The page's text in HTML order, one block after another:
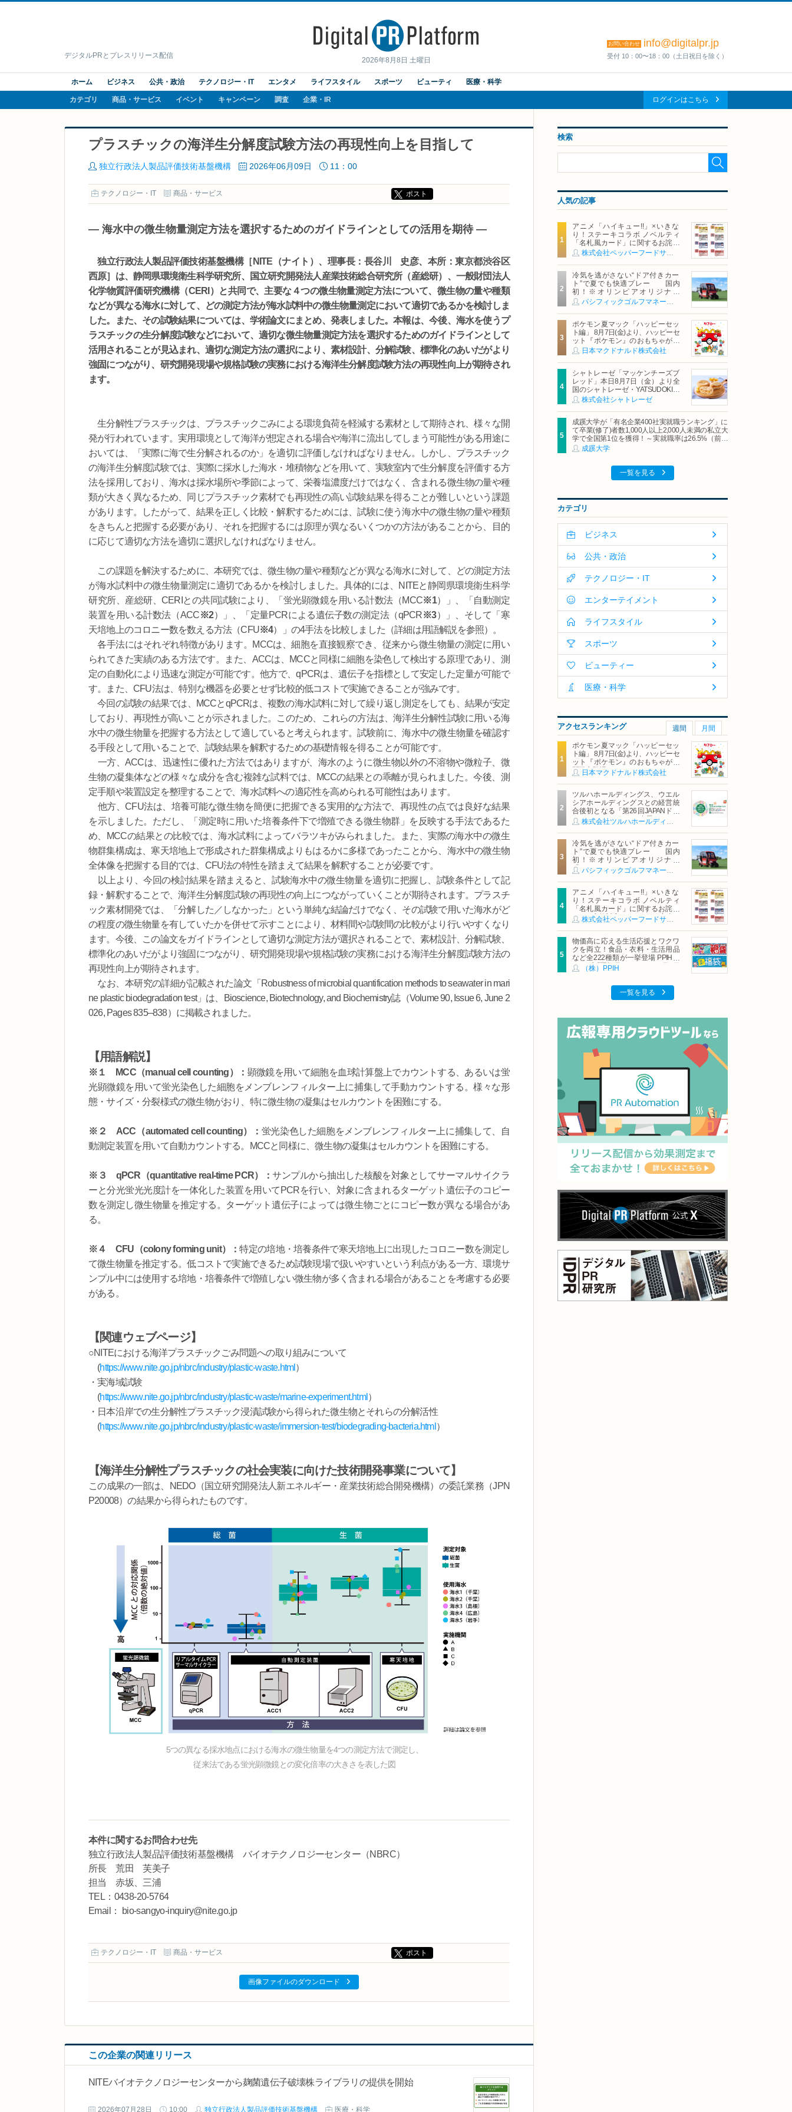
2026年8月8日 土曜日
デジタルPRとプレスリリース配信
お問い合わせ info@digitalpr.jp
受付 10：00〜18：00（土日祝日を除く）
ホーム ビジネス 公共・政治 テクノロジー・IT エンタメ ライフスタイル スポーツ ビューティ 医療・科学
カテゴリ 商品・サービス イベント キャンペーン 調査 企業・IR ログインはこちら
プラスチックの海洋生分解度試験方法の再現性向上を目指して
独立行政法人製品評価技術基盤機構 2026年06月09日 11：00
テクノロジー・IT 商品・サービス ポスト
― 海水中の微生物量測定方法を選択するためのガイドラインとしての活用を期待 ―
独立行政法人製品評価技術基盤機構［NITE（ナイト）、理事長：長谷川 史彦、本所：東京都渋谷区
西原］は、静岡県環境衛生科学研究所、国立研究開発法人産業技術総合研究所（産総研）、一般財団法人
化学物質評価研究機構（CERI）と共同で、主要な４つの微生物量測定方法について、微生物の量や種類
などが異なる海水に対して、どの測定方法が海水試料中の微生物量測定において適切であるかを検討しま
した。また、その試験結果については、学術論文にまとめ、発表しました。本報は、今後、海水を使うプ
ラスチックの生分解度試験などにおいて、適切な微生物量測定方法を選択するためのガイドラインとして
活用されることが見込まれ、適切な測定方法の選択により、素材設計、分解試験、標準化のあいだがより
強固につながり、研究開発現場や規格試験の実務における海洋生分解度試験方法の再現性向上が期待され
ます。
生分解性プラスチックは、プラスチックごみによる環境負荷を軽減する素材として期待され、様々な開
発が行われています。実用環境として海洋が想定される場合や海洋に流出してしまう可能性がある用途に
おいては、「実際に海で生分解されるのか」を適切に評価しなければなりません。しかし、プラスチック
の海洋生分解度試験では、実際に採水した海水・堆積物などを用いて、実験室内で生分解度を評価する方
法を採用しており、海水は採水場所や季節によって、栄養塩濃度だけではなく、含まれる微生物の量や種
類が大きく異なるため、同じプラスチック素材でも再現性の高い試験結果を得ることが難しいという課題
があります。したがって、結果を正しく比較・解釈するためには、試験に使う海水中の微生物の量や種類
をきちんと把握する必要があり、それを把握するには原理が異なるいくつかの方法があることから、目的
に応じて適切な方法を適切に選択しなければなりません。
この課題を解決するために、本研究では、微生物の量や種類などが異なる海水に対して、どの測定方法
が海水試料中の微生物量測定に適切であるかを検討しました。具体的には、NITEと静岡県環境衛生科学
研究所、産総研、CERIとの共同試験により、「蛍光顕微鏡を用いる計数法（MCC※1）」、「自動測定
装置を用いる計数法（ACC※2）」、「定量PCRによる遺伝子数の測定法（qPCR※3）」、そして「寒
天培地上のコロニー数を数える方法（CFU※4）」の4手法を比較しました（詳細は用語解説を参照）。
各手法にはそれぞれ特徴があります。MCCは、細胞を直接観察でき、従来から微生物量の測定に用い
られてきた実績のある方法です。また、ACCは、MCCと同様に細胞を染色して検出する原理であり、測
定の自動化により迅速な測定が可能です。他方で、qPCRは、遺伝子を指標として安定した定量が可能で
す。また、CFU法は、特別な機器を必要とせず比較的低コストで実施できることが強みです。
今回の試験の結果では、MCCとqPCRは、複数の海水試料に対して繰り返し測定をしても、結果が安定
しており、再現性が高いことが示されました。このため、これらの方法は、海洋生分解性試験に用いる海
水中の微生物量を把握する方法として適していると考えられます。試験前に、海水中の微生物量を確認す
る手段として用いることで、試験結果を解釈するための基礎情報を得ることが可能です。
一方、ACCは、迅速性に優れた方法ではありますが、海水のように微生物以外の不溶物や微粒子、微
生物の凝集体などの様々な成分を含む複雑な試料では、MCCの結果との乖離が見られました。今後、測
定手順や装置設定を整理することで、海水試料への適応性を高められる可能性はあります。
他方、CFU法は、培養可能な微生物を簡便に把握できる実用的な方法で、再現性の点では良好な結果
を示しました。ただし、「測定時に用いた培養条件下で増殖できる微生物群」を反映する手法であるた
め、MCCの結果との比較では、海水試料によってバラツキがみられました。また、実際の海水中の微生
物群集構成は、寒天培地上で形成された群集構成よりもはるかに多様であったことから、海水中の微生物
全体像を把握する目的では、CFU法の特性を踏まえて結果を解釈することが必要です。
以上より、今回の検討結果を踏まえると、試験海水中の微生物量を適切に把握し、試験条件として記
録・解釈することで、海洋生分解度試験の再現性の向上につながっていくことが期待されます。プラスチ
ック素材開発では、「分解した／しなかった」という単純な結論だけでなく、その試験で用いた海水がど
の程度の微生物量を有していたかを併せて示すことにより、材料間や試験間の比較がより行いやすくなり
ます。今後、この論文をガイドラインとして適切な測定方法が選択されることで、素材設計、分解試験、
標準化のあいだがより強固につながり、研究開発現場や規格試験の実務における海洋生分解度試験方法の
再現性向上が期待されます。
なお、本研究の詳細が記載された論文「Robustness of microbial quantification methods to seawater in mari
ne plastic biodegradation test」は、Bioscience, Biotechnology, and Biochemistry誌（Volume 90, Issue 6, June 2
026, Pages 835–838）に掲載されました。
【用語解説】
※１ MCC（manual cell counting）： 顕微鏡を用いて細胞を血球計算盤上でカウントする、あるいは蛍
光顕微鏡を用いて蛍光染色した細胞をメンブレンフィルター上に捕集して手動カウントする。様々な形
態・サイズ・分裂様式の微生物がおり、特に微生物の凝集はセルカウントを困難にする。
※２ ACC（automated cell counting）： 蛍光染色した細胞をメンブレンフィルター上に捕集して、自
動測定装置を用いて自動カウントする。MCCと同様に、微生物の凝集はセルカウントを困難にする。
※３ qPCR（quantitative real-time PCR）：サンプルから抽出した核酸を対象としてサーマルサイクラ
ーと分光蛍光光度計を一体化した装置を用いてPCRを行い、対象に含まれるターゲット遺伝子のコピー
数を測定し微生物量を推定する。ターゲット遺伝子によっては微生物ごとにコピー数が異なる場合があ
る。
※４ CFU（colony forming unit）：特定の培地・培養条件で寒天培地上に出現したコロニー数を測定し
て微生物量を推定する。低コストで実施できるため試験現場で扱いやすいという利点がある一方、環境サ
ンプル中には使用する培地・培養条件で増殖しない微生物が多く含まれる場合があることを考慮する必要
がある。
【関連ウェブページ】
○NITEにおける海洋プラスチックごみ問題への取り組みについて
(https://www.nite.go.jp/nbrc/industry/plastic-waste.html ）
・実海域試験
(https://www.nite.go.jp/nbrc/industry/plastic-waste/marine-experiment.html ）
・日本沿岸での生分解性プラスチック浸漬試験から得られた微生物とそれらの分解活性
(https://www.nite.go.jp/nbrc/industry/plastic-waste/immersion-test/biodegrading-bacteria.html ）
【海洋生分解性プラスチックの社会実装に向けた技術開発事業について】
この成果の一部は、NEDO（国立研究開発法人新エネルギー・産業技術総合開発機構）の委託業務（JPN
P20008）の結果から得られたものです。
5つの異なる採水地点における海水の微生物量を4つの測定方法で測定し、
従来法である蛍光顕微鏡との変化倍率の大きさを表した図
本件に関するお問合わせ先
独立行政法人製品評価技術基盤機構 バイオテクノロジーセンター（NBRC）
所長 荒田 芙美子
担当 赤坂、三浦
TEL：0438-20-5764
Email： bio-sangyo-inquiry@nite.go.jp
テクノロジー・IT 商品・サービス ポスト
画像ファイルのダウンロード
この企業の関連リリース
NITEバイオテクノロジーセンターから麹菌遺伝子破壊株ライブラリの提供を開始
2026年07月28日 10:00 独立行政法人製品評価技術基盤機構 医療・科学
検索
人気の記事
アニメ「ハイキュー!!」×いきな
り！ステーキコラボ ノベルティ
「名札風カード」に関するお詫び
および交換対応についてのご案内
冷気を逃がさない“ドア付きカー
ト”で夏でも快適プレー 国内
初！※オリンピアオリジナル
「AirCon Cart（エアコンカー
ト）」導入 | ＰＧＭ
ポケモン夏マック「ハッピーセッ
ト編」 8月7日(金)より、ハッピーセ
ット『ポケモン』のおもちゃが期
間限定登場
日本マクドナルド株式会社
シャトレーゼ「マッケンチーズブ
レッド」本日8月7日（金）より全
国のシャトレーゼ・YATSUDOKIで
発売株式会社シャトレーゼ
成蹊大学が「有名企業400社実就職ランキング」に
て卒業(修了)者数1,000人以上2,000人未満の私立大
学で全国第1位を獲得！～実就職率は26.5%（前年
比＋4.3pt）に伸長、東京の私立大学でも10位にラ
ンクイン～
成蹊大学
一覧を見る
カテゴリ
ビジネス
公共・政治
テクノロジー・IT
エンターテイメント
ライフスタイル
スポーツ
ビューティー
医療・科学
アクセスランキング 週間 月間
ポケモン夏マック「ハッピーセッ
ト編」 8月7日(金)より、ハッピーセ
ット『ポケモン』のおもちゃが期
間限定登場
日本マクドナルド株式会社
ツルハホールディングス、ウエル
シアホールディングスとの経営統
合後初となる「第26回JAPANドラ
ッグストアショー」に出展
冷気を逃がさない“ドア付きカー
ト”で夏でも快適プレー 国内
初！※オリンピアオリジナル
「AirCon Cart（エアコンカー
ト）」導入 | ＰＧＭ
アニメ「ハイキュー!!」×いきな
り！ステーキコラボ ノベルティ
「名札風カード」に関するお詫び
および交換対応についてのご案内
物価高に応える生活応援とワクワ
クを両立！食品・衣料・生活用品
など全222種類が一挙登場 PPIHグ
ループ「夏福袋」＆セール 8月6日
(木)より順次スタート
（株）PPIH
一覧を見る